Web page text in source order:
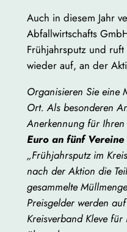
Auch in diesem Jahr
Abfallwirtschafts
Frühjahrsputz und
wieder auf, an der
Organisieren Sie eine
Ort. Als besonderen
Anerkennung für Ihren
Euro an fünf Vereine
„Frühjahrsputz im
nach der Aktion die
gesammelte
Preisgelder werden
Kreisverband Kleve